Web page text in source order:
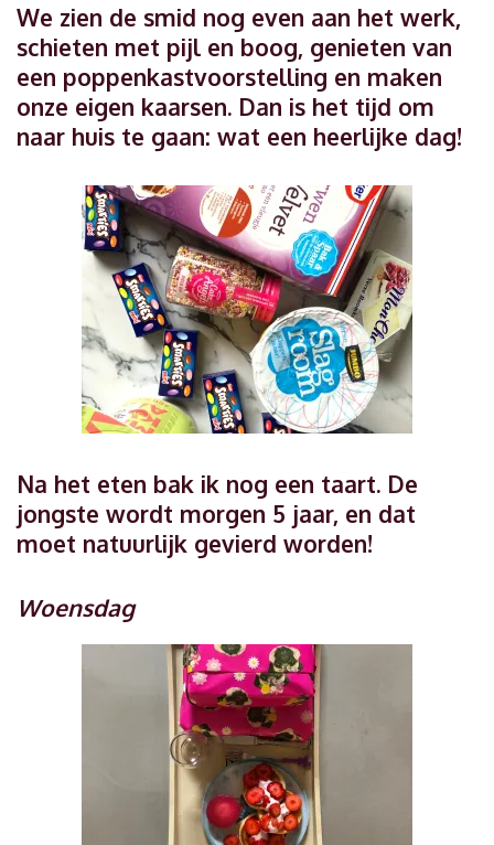
We zien de smid nog even aan het werk,
schieten met pijl en boog, genieten van
een poppenkastvoorstelling en maken
onze eigen kaarsen. Dan is het tijd om
naar huis te gaan: wat een heerlijke dag!
Na het eten bak ik nog een taart. De
jongste wordt morgen 5 jaar, en dat
moet natuurlijk gevierd worden!
Woensdag